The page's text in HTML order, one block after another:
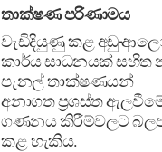
තාක්ෂණ පරිණාමය
වැඩිදියුණු කළ අඩු-
කාර්ය සාධනයක් සහිත
පැනල් තාක්ෂණයන්
අනාගත ප්‍රශස්ත
ගණනය කිරීම්වලට
කළ හැකිය.